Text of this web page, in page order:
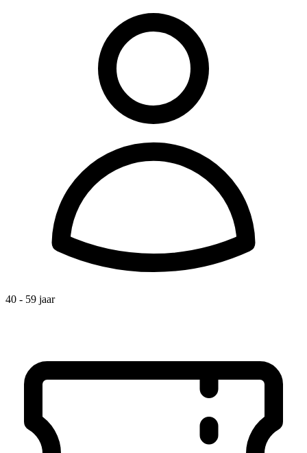
40 - 59 jaar